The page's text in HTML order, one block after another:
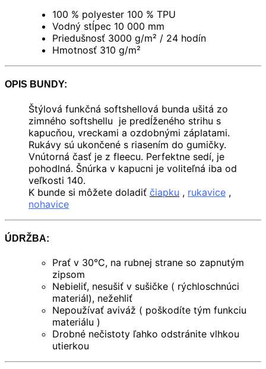
100 % polyester 100 % TPU
Vodný stĺpec 10 000 mm
Priedušnosť 3000 g/m² / 24 hodín
Hmotnosť 310 g/m²
OPIS BUNDY:
Štýlová funkčná softshellová bunda ušitá zo
zimného softshellu je predĺženého strihu s
kapucňou, vreckami a ozdobnými záplatami.
Rukávy sú ukončené s riasením do gumičky.
Vnútorná časť je z fleecu. Perfektne sedí, je
pohodlná. Šnúrka v kapucni je voliteľná iba od
veľkosti 140.
K bunde si môžete doladiť čiapku , rukavice ,
nohavice
ÚDRŽBA:
Prať v 30°C, na rubnej strane so zapnutým
zipsom
Nebieliť, nesušiť v sušičke ( rýchloschnúci
materiál), nežehliť
Nepoužívať aviváž ( poškodíte tým funkciu
materiálu )
Drobné nečistoty ľahko odstránite vlhkou
utierkou